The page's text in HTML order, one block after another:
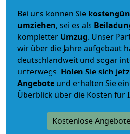
Bei uns können Sie
umziehen, sei es als
kompletter Umzug. Unser
wir über die Jahre aufgebaut
deutschlandweit und sogar
unterwegs. Holen Sie sich
Angebote und erhalten Sie
Überblick über die Kosten für
Kostenlose